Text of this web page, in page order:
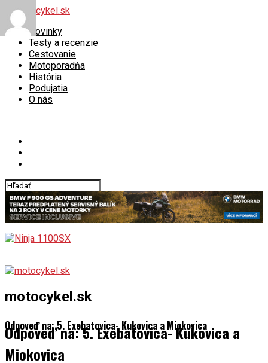
Novinky
Testy a recenzie
Cestovanie
Motoporadňa
História
Podujatia
O nás
motocykel.sk
Odpoveď na: 5. Exebatovica- Kukovica a Miokovica
Odpoveď na: 5. Exebatovica- Kukovica a
Miokovica